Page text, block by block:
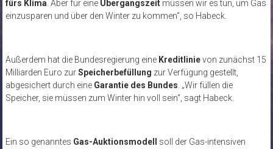
fürs Klima . Aber für eine Übergangszeitmüssen wir es tun, um Gas
einzusparen und über den Winter zu kommen“, so Habeck.
Außerdem hat die Bundesregierung eine Kreditlinievon zunächst 15
Milliarden Euro zurSpeicherbefüllung zur Verfügung gestellt,
abgesichert durch eineGarantie des Bundes . „Wir füllen die
Speicher, sie müssen zum Winter hin voll sein“, sagt Habeck.
Ein so genanntes Gas-Auktionsmodell
soll der Gas-intensiven